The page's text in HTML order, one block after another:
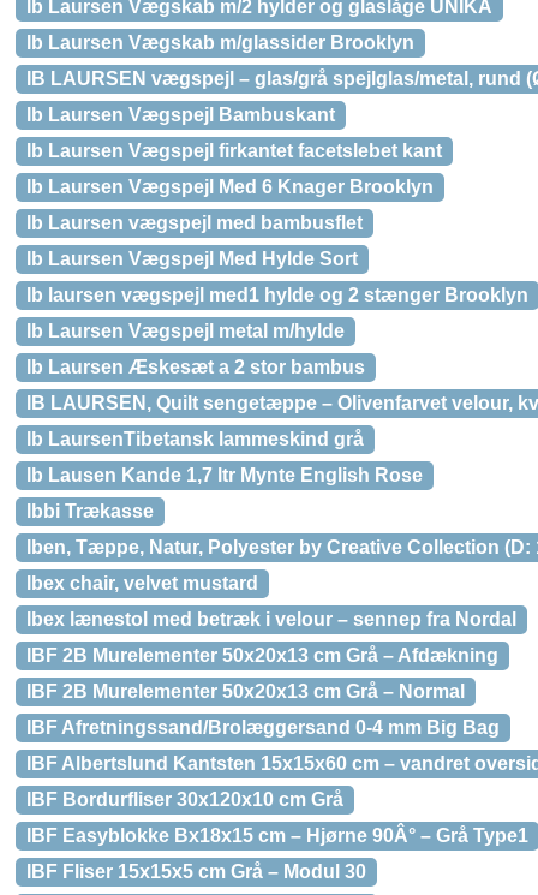
Ib Laursen Vægskab m/2 hylder og glaslåge UNIKA
Ib Laursen Vægskab m/glassider Brooklyn
IB LAURSEN vægspejl – glas/grå spejlglas/metal, rund
Ib Laursen Vægspejl Bambuskant
Ib Laursen Vægspejl firkantet facetslebet kant
Ib Laursen Vægspejl Med 6 Knager Brooklyn
Ib Laursen vægspejl med bambusflet
Ib Laursen Vægspejl Med Hylde Sort
Ib laursen vægspejl med1 hylde og 2 stænger Brooklyn
Ib Laursen Vægspejl metal m/hylde
Ib Laursen Æskesæt a 2 stor bambus
IB LAURSEN, Quilt sengetæppe – Olivenfarvet velour,
Ib LaursenTibetansk lammeskind grå
Ib Lausen Kande 1,7 ltr Mynte English Rose
Ibbi Trækasse
Iben, Tæppe, Natur, Polyester by Creative Collection (D:
Ibex chair, velvet mustard
Ibex lænestol med betræk i velour – sennep fra Nordal
IBF 2B Murelementer 50x20x13 cm Grå – Afdækning
IBF 2B Murelementer 50x20x13 cm Grå – Normal
IBF Afretningssand/Brolæggersand 0-4 mm Big Bag
IBF Albertslund Kantsten 15x15x60 cm – vandret
IBF Bordurfliser 30x120x10 cm Grå
IBF Easyblokke Bx18x15 cm – Hjørne 90Â° – Grå Type1
IBF Fliser 15x15x5 cm Grå – Modul 30